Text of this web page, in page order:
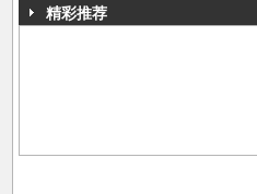
精彩推荐